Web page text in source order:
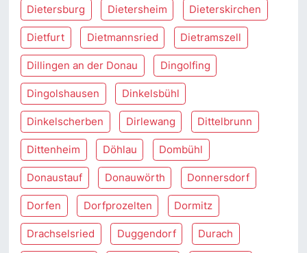
Dietersburg Dietersheim Dieterskirchen
Dietfurt Dietmannsried Dietramszell
Dillingen an der Donau Dingolfing
Dingolshausen Dinkelsbühl
Dinkelscherben Dirlewang Dittelbrunn
Dittenheim Döhlau Dombühl
Donaustauf Donauwörth Donnersdorf
Dorfen Dorfprozelten Dormitz
Drachselsried Duggendorf Durach